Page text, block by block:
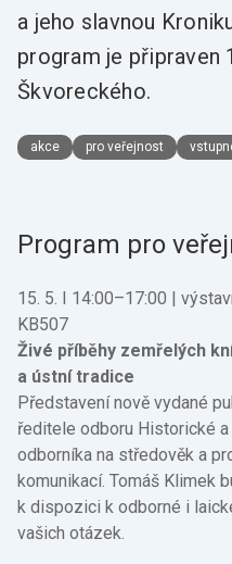
a jeho slavnou
program je připraven
Škvoreckého.
akce pro veřejnost
Program pro
15. 5. I 14:00–17:00 |
KB507
Živé příběhy zemřelých
a ústní tradice
Představení nově vydané
ředitele odboru Historické
odborníka na středověk a
komunikací. Tomáš Klimek
k dispozici k odborné i
vašich otázek.